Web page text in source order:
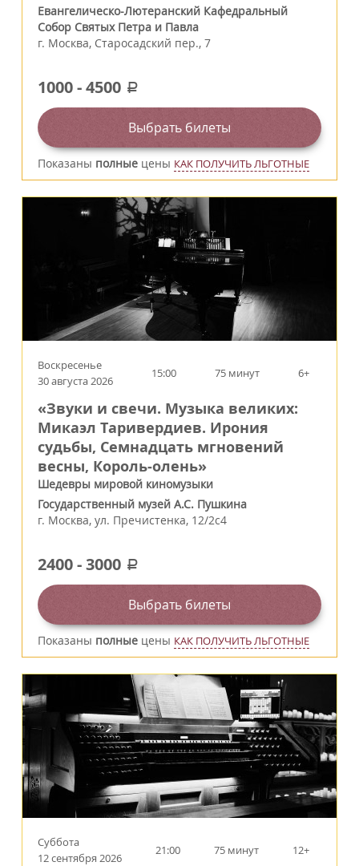
Евангелическо-Лютеранский Кафедральный
Собор Святых Петра и Павла
г. Москва, Старосадский пер., 7
1000-4500 a
Выбрать билеты
Показаны полные цены КАК ПОЛУЧИТЬ ЛЬГОТНЫЕ
Воскресенье
30 августа 2026
15:00 75 минут 6+
«Звуки и свечи. Музыка великих:
Микаэл Таривердиев. Ирония
судьбы, Семнадцать мгновений
весны, Король‑олень»
Шедевры мировой киномузыки
Государственный музей А.С. Пушкина
г. Москва, ул. Пречистенка, 12/2c4
2400-3000 a
Выбрать билеты
Показаны полные цены КАК ПОЛУЧИТЬ ЛЬГОТНЫЕ
Суббота
12 сентября 2026
21:00 75 минут 12+